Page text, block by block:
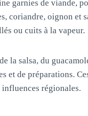
garnies de viande,
coriandre, oignon et
ou cuits à la vapeur.
la salsa, du
de préparations.
régionales.